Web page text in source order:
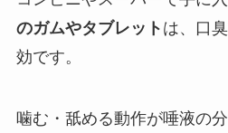
のガムやタブレット は、口
効です。
噛む・舐める動作が唾液の